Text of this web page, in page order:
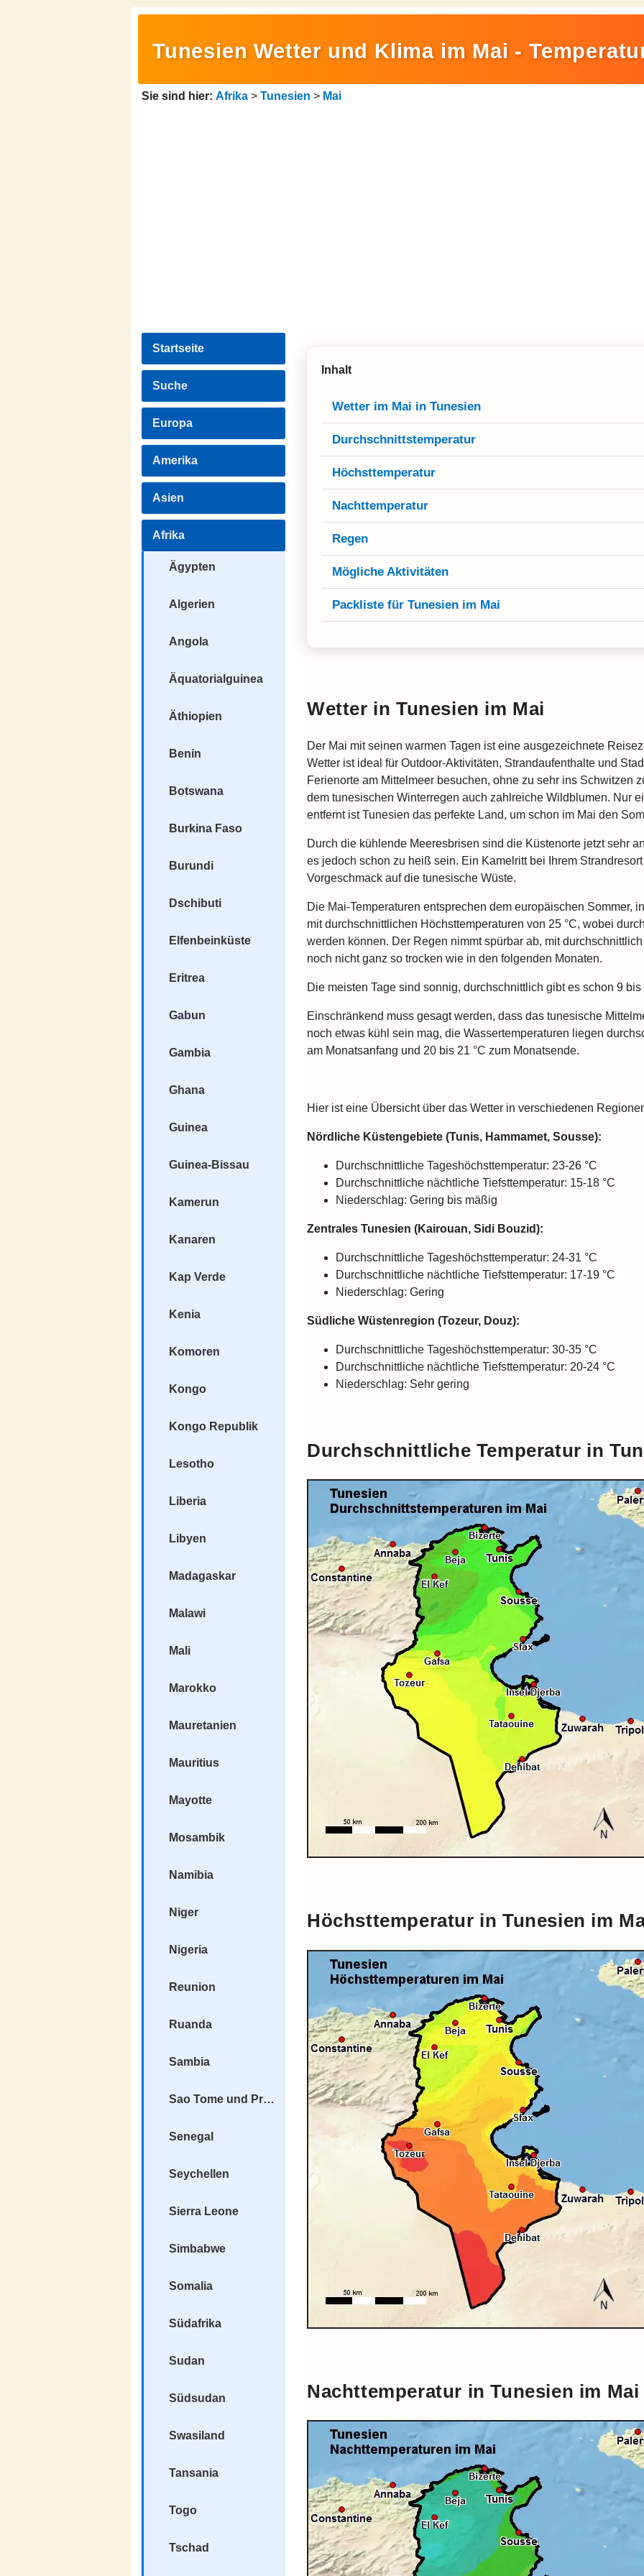
Tunesien Wetter und Klima im Mai -
Sie sind hier: Afrika > Tunesien > Mai
Startseite
Suche
Europa
Amerika
Asien
Afrika
Ägypten
Algerien
Angola
Äquatorialguinea
Äthiopien
Benin
Botswana
Burkina Faso
Burundi
Dschibuti
Elfenbeinküste
Eritrea
Gabun
Gambia
Ghana
Guinea
Guinea-Bissau
Kamerun
Kanaren
Kap Verde
Kenia
Komoren
Kongo
Kongo Republik
Lesotho
Liberia
Libyen
Madagaskar
Malawi
Mali
Marokko
Mauretanien
Mauritius
Mayotte
Mosambik
Namibia
Niger
Nigeria
Reunion
Ruanda
Sambia
Sao Tome und Principe
Senegal
Seychellen
Sierra Leone
Simbabwe
Somalia
Südafrika
Sudan
Südsudan
Swasiland
Tansania
Togo
Tschad
Inhalt
Wetter im Mai in Tunesien
Durchschnittstemperatur
Höchsttemperatur
Nachttemperatur
Regen
Mögliche Aktivitäten
Packliste für Tunesien im Mai
Wetter in Tunesien im Mai
Der Mai mit seinen warmen Tagen ist eine ausgezeichnete
Wetter ist ideal für Outdoor-Aktivitäten, Strandaufenthalte und
Ferienorte am Mittelmeer besuchen, ohne zu sehr ins Schwitzen
dem tunesischen Winterregen auch zahlreiche Wildblumen. Nur
entfernt ist Tunesien das perfekte Land, um schon im Mai den
Durch die kühlende Meeresbrisen sind die Küstenorte jetzt sehr
es jedoch schon zu heiß sein. Ein Kamelritt bei Ihrem
Vorgeschmack auf die tunesische Wüste.
Die Mai-Temperaturen entsprechen dem europäischen Sommer,
mit durchschnittlichen Höchsttemperaturen von 25 °C, wobei
werden können. Der Regen nimmt spürbar ab, mit
noch nicht ganz so trocken wie in den folgenden Monaten.
Die meisten Tage sind sonnig, durchschnittlich gibt es schon 9
Einschränkend muss gesagt werden, dass das tunesische
noch etwas kühl sein mag, die Wassertemperaturen liegen
am Monatsanfang und 20 bis 21 °C zum Monatsende.
Hier ist eine Übersicht über das Wetter in verschiedenen
Nördliche Küstengebiete (Tunis, Hammamet, Sousse):
Durchschnittliche Tageshöchsttemperatur: 23-26 °C
Durchschnittliche nächtliche Tiefsttemperatur: 15-18 °C
Niederschlag: Gering bis mäßig
Zentrales Tunesien (Kairouan, Sidi Bouzid):
Durchschnittliche Tageshöchsttemperatur: 24-31 °C
Durchschnittliche nächtliche Tiefsttemperatur: 17-19 °C
Niederschlag: Gering
Südliche Wüstenregion (Tozeur, Douz):
Durchschnittliche Tageshöchsttemperatur: 30-35 °C
Durchschnittliche nächtliche Tiefsttemperatur: 20-24 °C
Niederschlag: Sehr gering
Durchschnittliche Temperatur in
Höchsttemperatur in Tunesien im
Nachttemperatur in Tunesien im Mai